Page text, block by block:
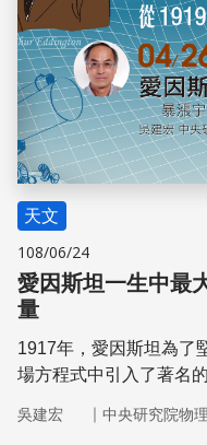
天文
108/06/24
愛因斯坦一生中最
量
1917年，愛因斯坦為了
場方程式中引入了著名
了宇宙常數，且自嘲其
吳建宏 ｜ 中央研究院物